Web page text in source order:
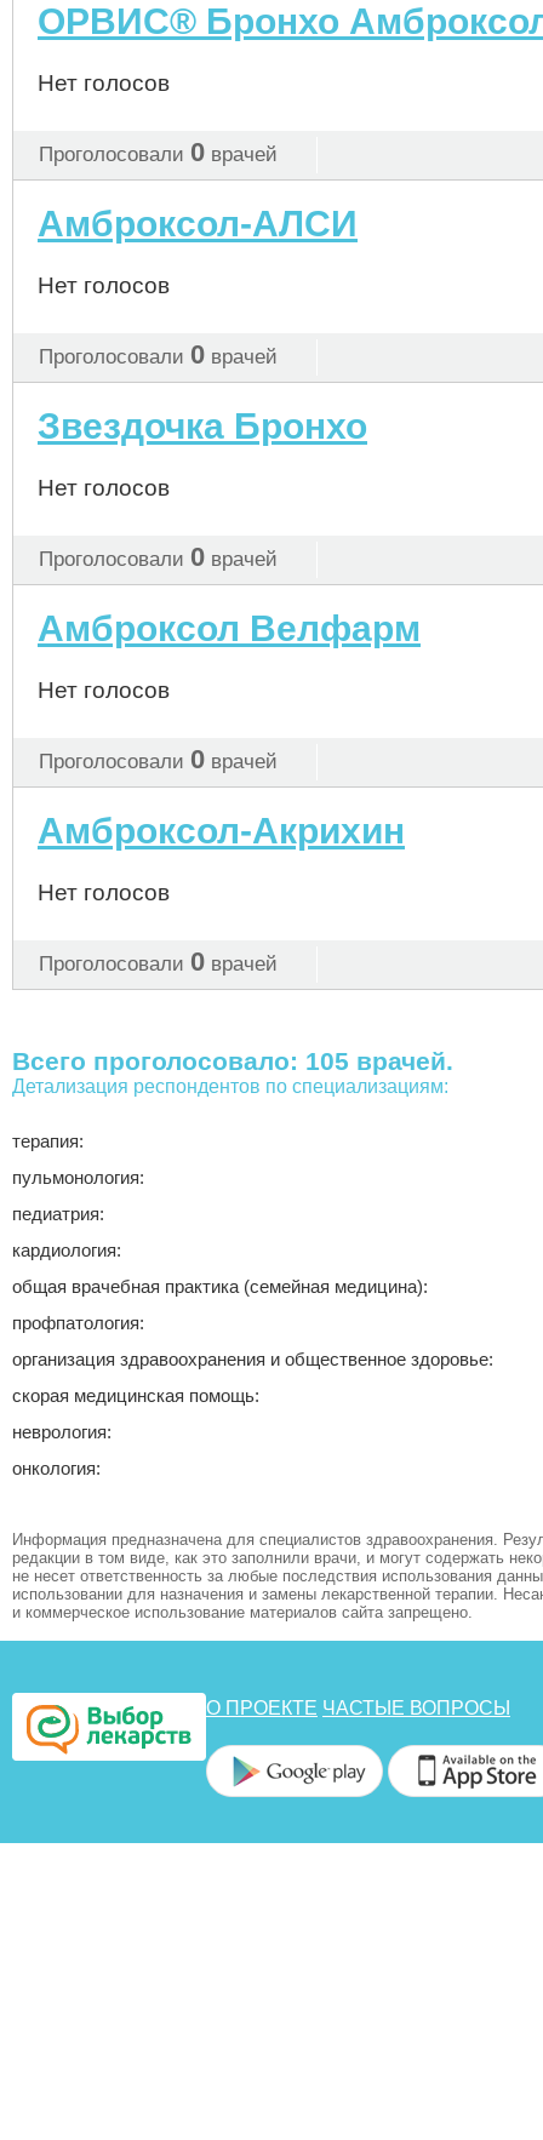
ОРВИС® Бронхо
Нет голосов
Проголосовали 0 врачей
Амброксол-АЛСИ
Нет голосов
Проголосовали 0 врачей
Звездочка Бронхо
Нет голосов
Проголосовали 0 врачей
Амброксол Велфарм
Нет голосов
Проголосовали 0 врачей
Амброксол-Акрихин
Нет голосов
Проголосовали 0 врачей
Всего проголосовало: 105 врачей.
Детализация респондентов по специализациям:
терапия:
пульмонология:
педиатрия:
кардиология:
общая врачебная практика (семейная медицина):
профпатология:
организация здравоохранения и общественное здоровье:
скорая медицинская помощь:
неврология:
онкология:
Информация предназначена для специалистов здравоохранения.
редакции в том виде, как это заполнили врачи, и могут содержать
не несет ответственность за любые последствия использования
использовании для назначения и замены лекарственной терапии.
и коммерческое использование материалов сайта запрещено.
О ПРОЕКТЕ ЧАСТЫЕ ВОПРОСЫ